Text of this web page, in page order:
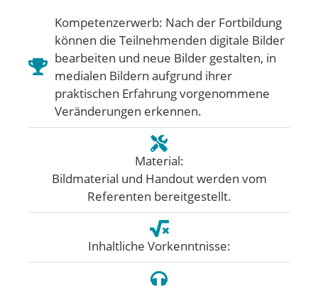
Kompetenzerwerb: Nach der Fortbildung
können die Teilnehmenden digitale Bilder
bearbeiten und neue Bilder gestalten, in
medialen Bildern aufgrund ihrer
praktischen Erfahrung vorgenommene
Veränderungen erkennen.
Material:
Bildmaterial und Handout werden vom
Referenten bereitgestellt.
Inhaltliche Vorkenntnisse: